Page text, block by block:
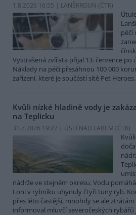
1.8.2026 16:55 | LANŠKROUN (ČTK)
péči
Vystrašená zvířata přijal 13. července po
Náklady na péči přesáhnou 100 000
zařízení, které je součástí sítě Pet Heroes.
Kvůli nízké hladině vody je
na Teplicku
31.7.2026 19:27 | ÚSTÍ NAD LABEM (ČTK)
nádrže ve stejném okresu. Vodu
Loni v rybníku uhynuly čtyři tuny ryb.
přes léto častější, mnohdy se ale
informoval mluvčí severočeských rybářů